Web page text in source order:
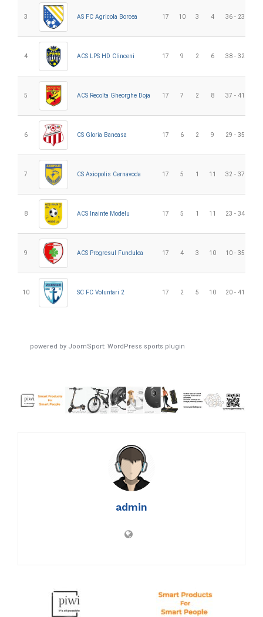
3 AS FC Agricola Borcea 17 10 3 4 36 - 23
4 ACS LPS HD Clinceni 17 9 2 6 38 - 32
5 ACS Recolta Gheorghe Doja 17 7 2 8 37 - 41
6 CS Gloria Baneasa 17 6 2 9 29 - 35
7 CS Axiopolis Cernavoda 17 5 1 11 32 - 37
8 ACS Inainte Modelu 17 5 1 11 23 - 34
9 ACS Progresul Fundulea 17 4 3 10 10 - 35
10 SC FC Voluntari 2 17 2 5 10 20 - 41
powered by JoomSport: WordPress sports plugin
admin